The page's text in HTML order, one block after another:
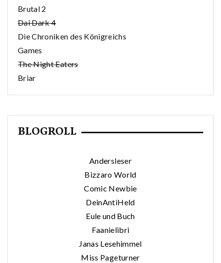
Brutal 2
Dai Dark 4
Die Chroniken des Königreichs
Games
The Night Eaters
Briar
BLOGROLL
Andersleser
Bizzaro World
Comic Newbie
DeinAntiHeld
Eule und Buch
Faanielibri
Janas Lesehimmel
Miss Pageturner